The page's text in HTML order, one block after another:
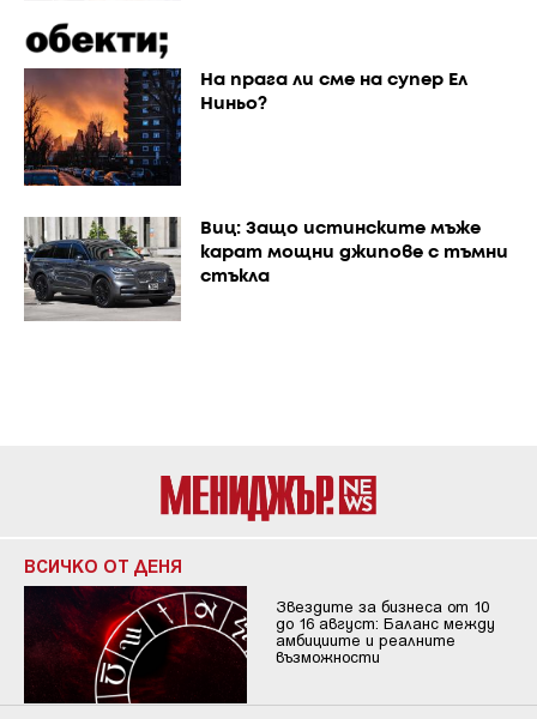
На прага ли сме на супер Ел
Ниньо?
Виц: Защо истинските мъже
карат мощни джипове с тъмни
стъкла
ВСИЧКО ОТ ДЕНЯ
Звездите за бизнеса от 10
до 16 август: Баланс между
амбициите и реалните
възможности